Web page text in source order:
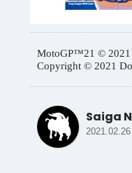
MotoGP™21 © 2021
Copyright © 2021
Saiga
2021.02.26